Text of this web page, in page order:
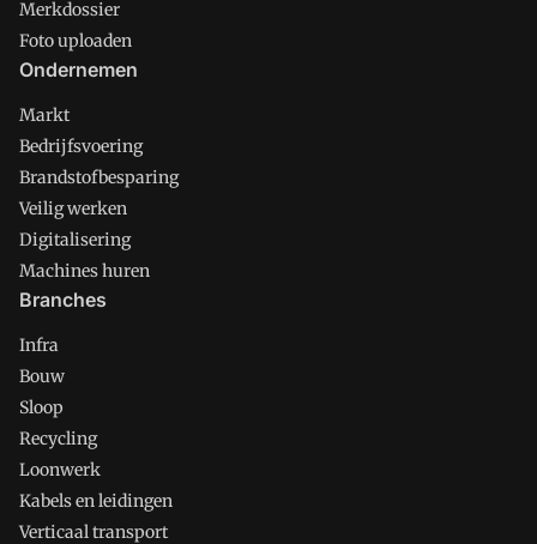
Merkdossier
Foto uploaden
Ondernemen
Markt
Bedrijfsvoering
Brandstofbesparing
Veilig werken
Digitalisering
Machines huren
Branches
Infra
Bouw
Sloop
Recycling
Loonwerk
Kabels en leidingen
Verticaal transport